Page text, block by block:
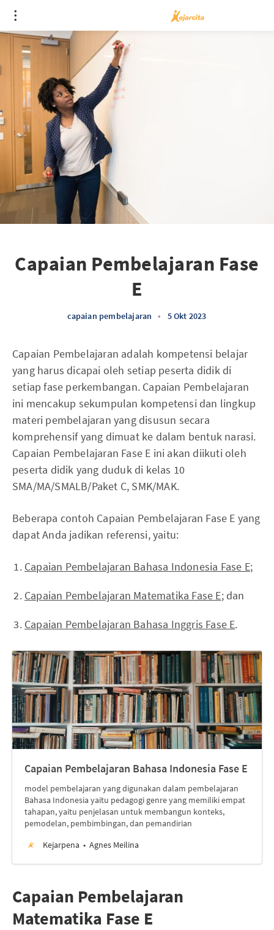
Capaian Pembelajaran Fase
E
capaian pembelajaran • 5 Okt 2023
Capaian Pembelajaran adalah kompetensi belajar
yang harus dicapai oleh setiap peserta didik di
setiap fase perkembangan. Capaian Pembelajaran
ini mencakup sekumpulan kompetensi dan lingkup
materi pembelajaran yang disusun secara
komprehensif yang dimuat ke dalam bentuk narasi.
Capaian Pembelajaran Fase E ini akan diikuti oleh
peserta didik yang duduk di kelas 10
SMA/MA/SMALB/Paket C, SMK/MAK.
Beberapa contoh Capaian Pembelajaran Fase E yang
dapat Anda jadikan referensi, yaitu:
Capaian Pembelajaran Bahasa Indonesia Fase E;
Capaian Pembelajaran Matematika Fase E; dan
Capaian Pembelajaran Bahasa Inggris Fase E.
Capaian Pembelajaran Bahasa Indonesia Fase E
model pembelajaran yang digunakan dalam pembelajaran
Bahasa Indonesia yaitu pedagogi genre yang memiliki empat
tahapan, yaitu penjelasan untuk membangun konteks,
pemodelan, pembimbingan, dan pemandirian
Kejarpena
Agnes Meilina
Capaian Pembelajaran
Matematika Fase E